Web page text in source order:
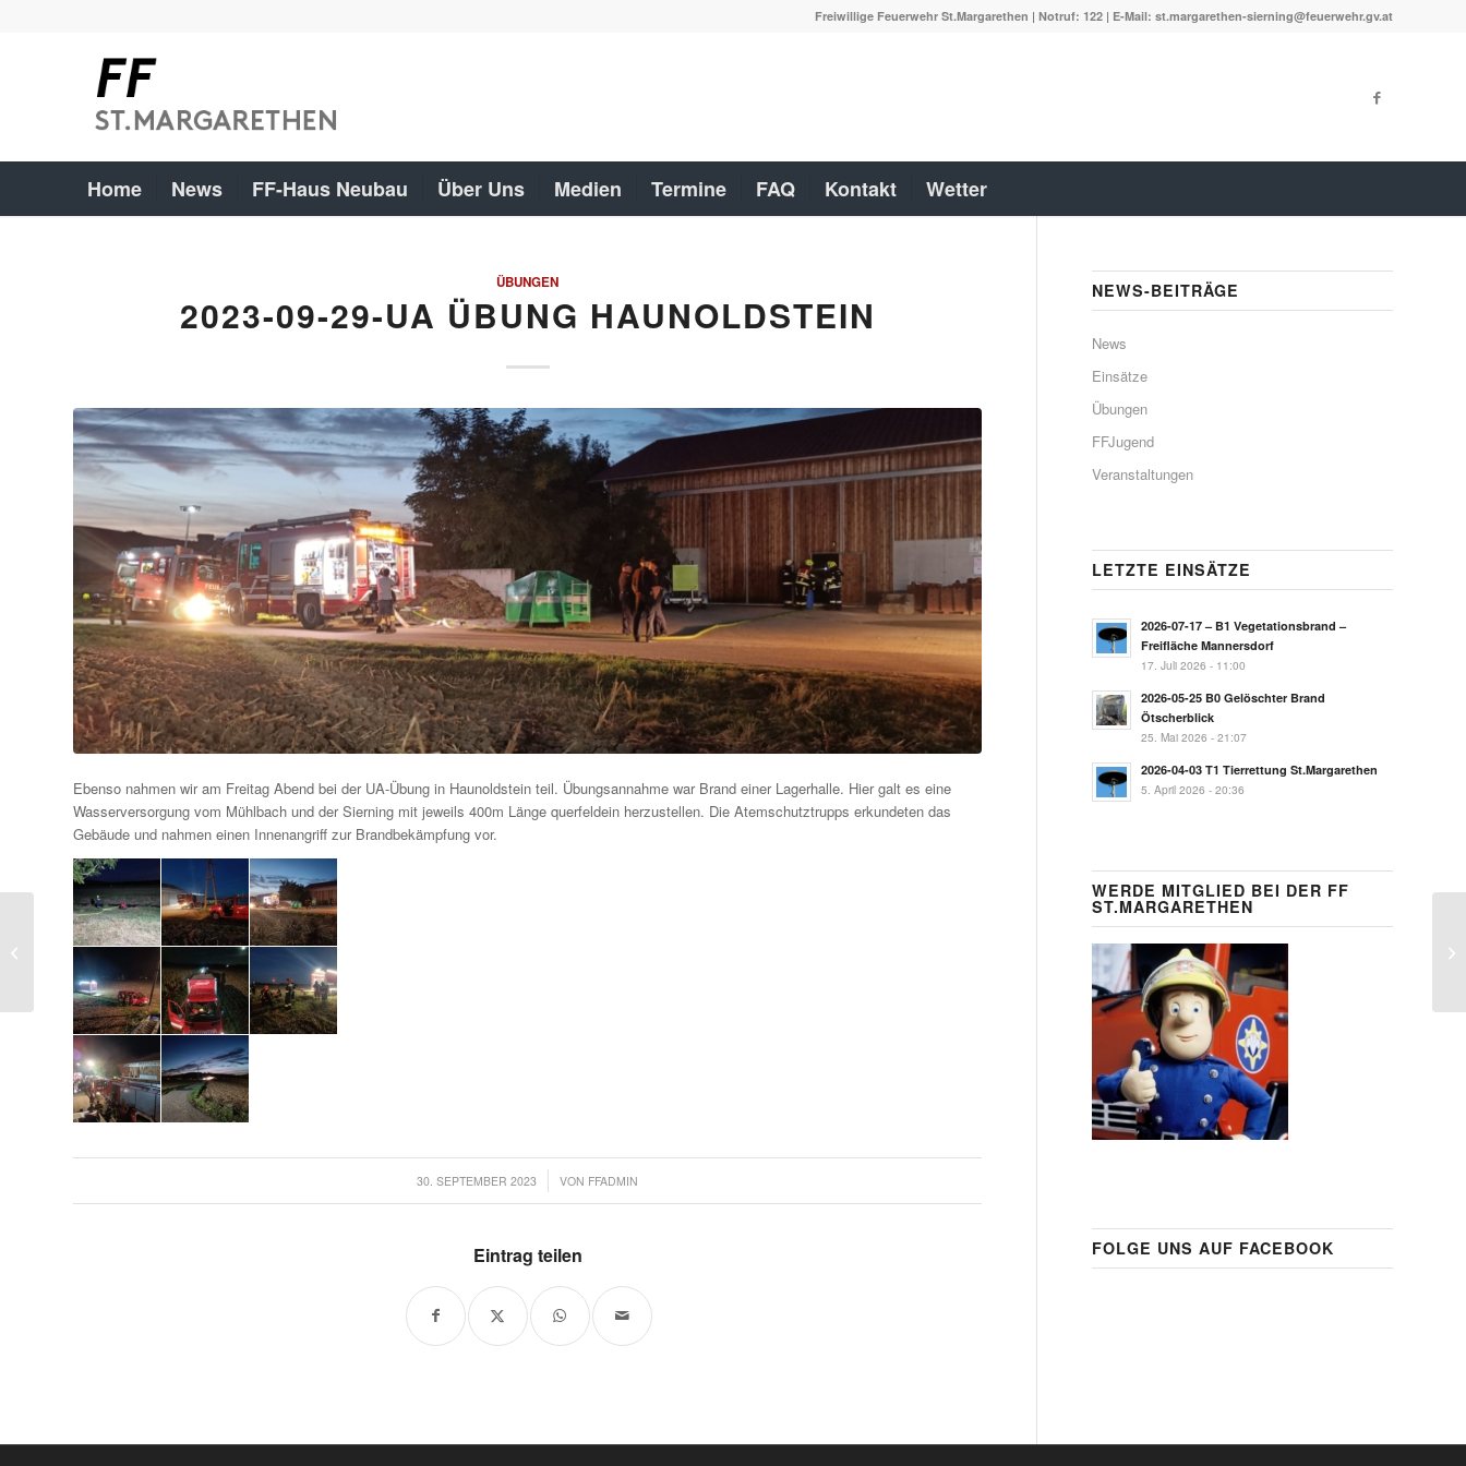
Freiwillige Feuerwehr St.Margarethen | Notruf: 122 | E-Mail: st.margarethen-sierning@feuerwehr.gv.at
Home News FF-Haus Neubau Über Uns Medien Termine FAQ Kontakt Wetter
ÜBUNGEN
2023-09-29-UA ÜBUNG HAUNOLDSTEIN
Ebenso nahmen wir am Freitag Abend bei der UA-Übung in Haunoldstein teil. Übungsannahme war Brand einer Lagerhalle. Hier galt es eine
Wasserversorgung vom Mühlbach und der Sierning mit jeweils 400m Länge querfeldein herzustellen. Die Atemschutztrupps erkundeten das
Gebäude und nahmen einen Innenangriff zur Brandbekämpfung vor.
30. SEPTEMBER 2023
/ VON FFADMIN
Eintrag teilen
NEWS-BEITRÄGE
News
Einsätze
Übungen
FFJugend
Veranstaltungen
LETZTE EINSÄTZE
2026-07-17 – B1 Vegetationsbrand –
Freifläche Mannersdorf
17. Juli 2026 - 11:00
2026-05-25 B0 Gelöschter Brand
Ötscherblick
25. Mai 2026 - 21:07
2026-04-03 T1 Tierrettung St.Margarethen
5. April 2026 - 20:36
WERDE MITGLIED BEI DER FF
ST.MARGARETHEN
FOLGE UNS AUF FACEBOOK
2023-09-29-Schulübung
Ober-Grafendorf